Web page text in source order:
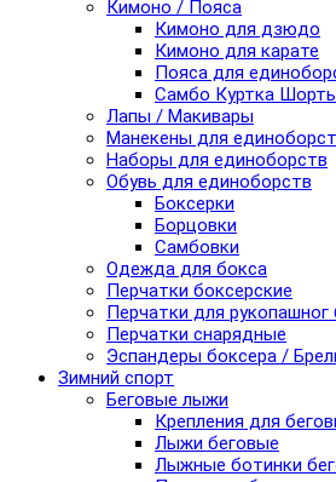
Кимоно / Пояса
Кимоно для дзюдо
Кимоно для карате
Пояса для
Самбо Куртка
Лапы / Макивары
Манекены для
Наборы для единоборств
Обувь для единоборств
Боксерки
Борцовки
Самбовки
Одежда для бокса
Перчатки боксерские
Перчатки для
Перчатки снарядные
Эспандеры боксера /
Зимний спорт
Беговые лыжи
Крепления для
Лыжи беговые
Лыжные ботинки